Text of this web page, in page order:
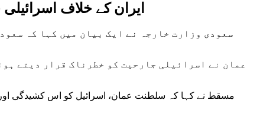
ایران کے خلاف
سعودی وزارت خارجہ نے ایک بیان میں کہا کہ
عمان نے اسرائیلی جارحیت کو خطرناک قرار دیتے
مسقط نے کہا کہ سلطنت عمان، اسرائیل کو اس کشیدگی اور